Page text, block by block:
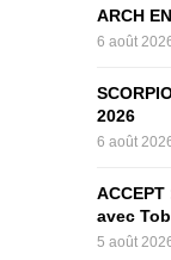
o
r
ARCH
6 août
2026
6 août
avec
5 août